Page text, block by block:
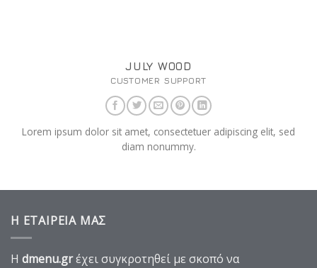
JULY WOOD
CUSTOMER SUPPORT
Lorem ipsum dolor sit amet, consectetuer adipiscing elit, sed
diam nonummy.
Η ΕΤΑΙΡΕΙΑ ΜΑΣ
Η dmenu.grέχει συγκροτηθεί με σκοπό να